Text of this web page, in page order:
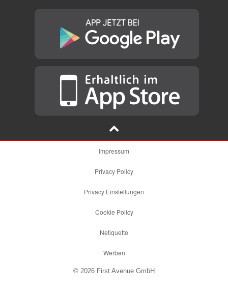
Impressum
Privacy Policy
Privacy Einstellungen
Cookie Policy
Netiquette
Werben
© 2026 First Avenue GmbH